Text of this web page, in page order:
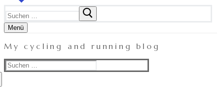
nach:
Menü
My cycling and running blog
Suchen
nach: